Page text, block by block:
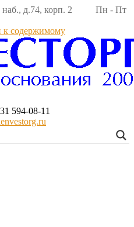
наб., д.74, корп. 2 Пн - Пт
к содержимому
594-08-11